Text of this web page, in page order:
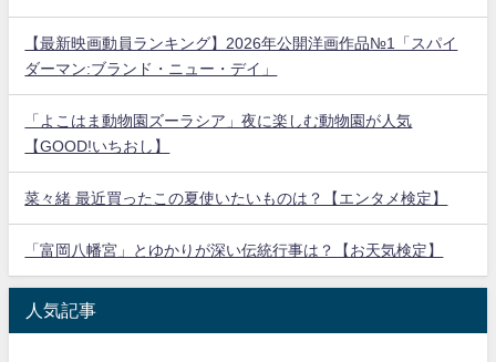
【最新映画動員ランキング】2026年公開洋画作品№1「スパイ
ダーマン:ブランド・ニュー・デイ」
「よこはま動物園ズーラシア」夜に楽しむ動物園が人気
【GOOD!いちおし】
菜々緒 最近買ったこの夏使いたいものは？【エンタメ検定】
「富岡八幡宮」とゆかりが深い伝統行事は？【お天気検定】
人気記事